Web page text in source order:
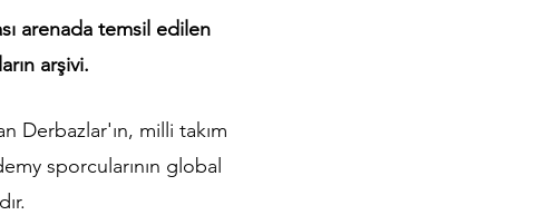
arenada temsil edilen
arşivi.
Derbazlar'ın, milli takım
sporcularının global